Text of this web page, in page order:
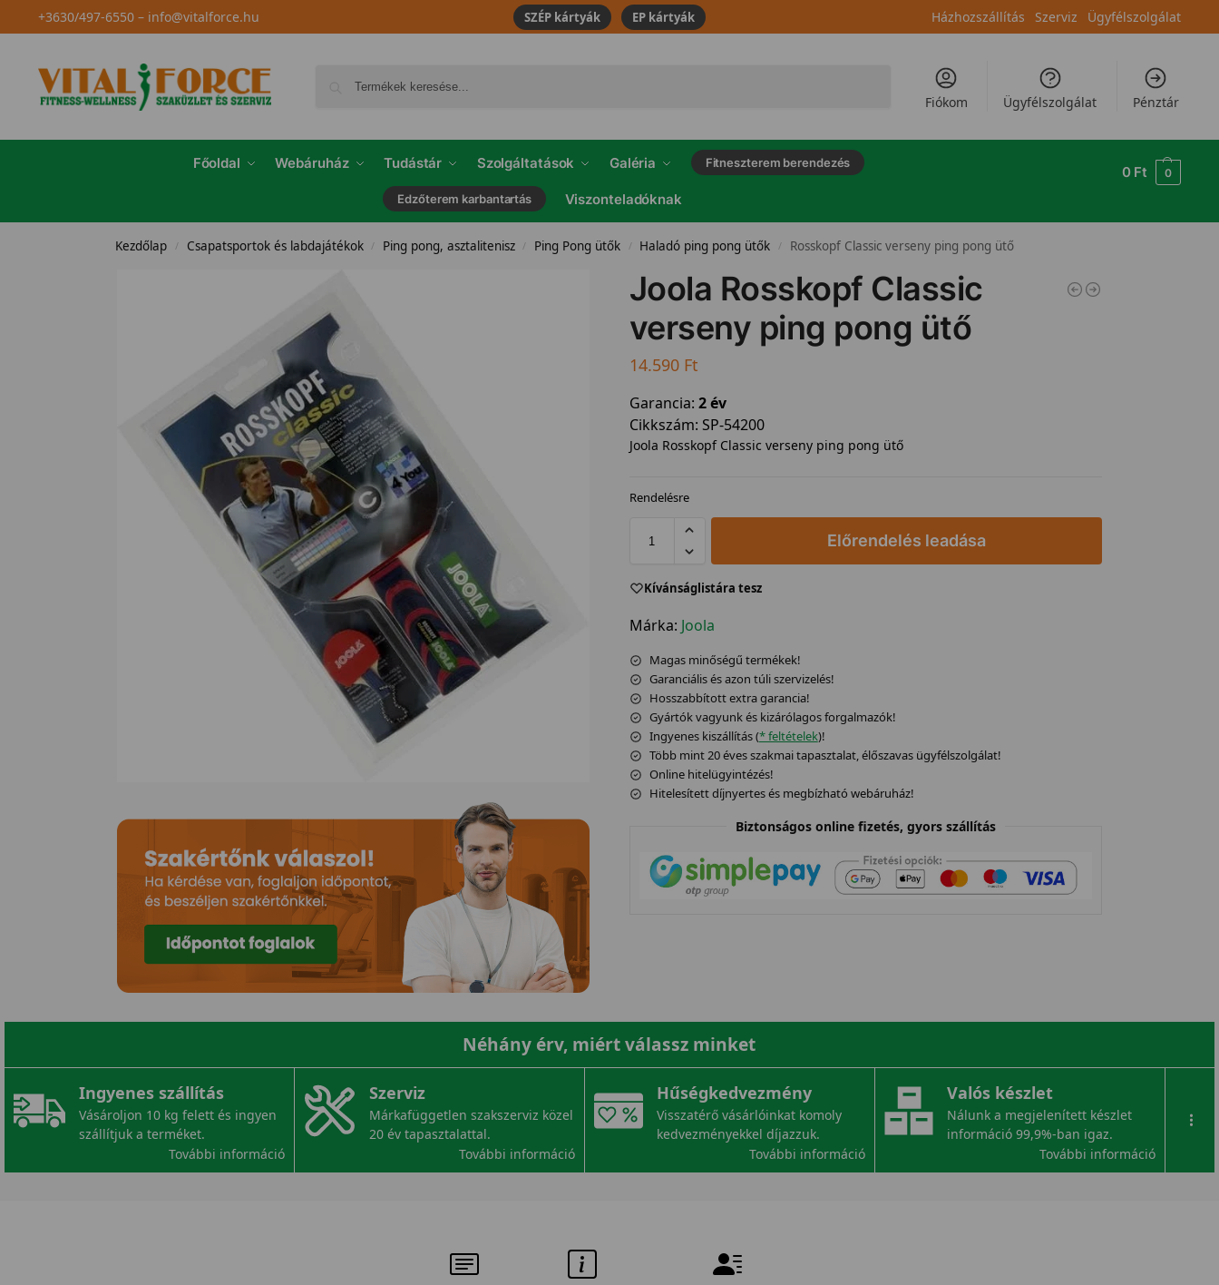
+3630/497-6550– info@vitalforce.hu SZÉP kártyák EP kártyák Házhozszállítás Szerviz Ügyfélszolgálat
Fiókom Ügyfélszolgálat Pénztár
Főoldal Webáruház Tudástár Szolgáltatások Galéria Fitneszterem berendezés
Edzőterem karbantartás Viszonteladóknak
0 Ft 0
Kezdőlap / Csapatsportok és labdajátékok / Ping pong, asztalitenisz / Ping Pong ütők / Haladó ping pong ütők / Rosskopf Classic verseny ping pong ütő
Joola Rosskopf Classic
verseny ping pong ütő
14.590 Ft
Garancia: 2 év
Cikkszám: SP-54200
Joola Rosskopf Classic verseny ping pong ütő
Rendelésre
Előrendelés leadása
Kívánságlistára tesz
Márka: Joola
Magas minőségű termékek!
Garanciális és azon túli szervizelés!
Hosszabbított extra garancia!
Gyártók vagyunk és kizárólagos forgalmazók!
Ingyenes kiszállítás (* feltételek)!
Több mint 20 éves szakmai tapasztalat, élőszavas ügyfélszolgálat!
Online hitelügyintézés!
Hitelesített díjnyertes és megbízható webáruház!
Biztonságos online fizetés, gyors szállítás
Néhány érv, miért válassz minket
Ingyenes szállítás
Vásároljon 10 kg felett és ingyen
szállítjuk a terméket.
További információ
Szerviz
Márkafüggetlen szakszerviz közel
20 év tapasztalattal.
További információ
Hűségkedvezmény
Visszatérő vásárlóinkat komoly
kedvezményekkel díjazzuk.
További információ
Valós készlet
Nálunk a megjelenített készlet
információ 99,9%-ban igaz.
További információ
...